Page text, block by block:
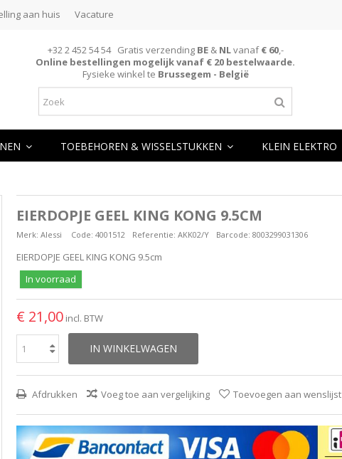
aan huis Vacature
+32 2 452 54 54 Gratis verzending BE& NLvanaf€ 60,-
Online bestellingen mogelijk vanaf € 20 bestelwaarde.
Fysieke winkel te Brussegem - België
TOEBEHOREN & WISSELSTUKKEN KLEIN ELEKTRO
EIERDOPJE GEEL KING KONG 9.5CM
Merk: Alessi Code: 4001512 Referentie: AKK02/Y Barcode: 8003299031306
EIERDOPJE GEEL KING KONG 9.5cm
In voorraad
€ 21,00 incl. BTW
IN WINKELWAGEN
Afdrukken Voeg toe aan vergelijking Toevoegen aan wenslijst